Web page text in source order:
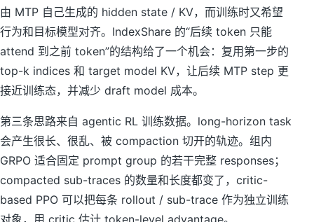
由 MTP 自己生成的 hidden state / KV，而训练时又希望
行为和目标模型对齐。IndexShare 的“后续 token 只能
attend 到之前 token”的结构给了一个机会：复用第一步的
top-k indices 和 target model KV，让后续 MTP step 更
接近训练态，并减少 draft model 成本。
第三条思路来自 agentic RL 训练数据。long-horizon task
会产生很长、很乱、被 compaction 切开的轨迹。组内
GRPO 适合固定 prompt group 的若干完整 responses；
compacted sub-traces 的数量和长度都变了，critic-
based PPO 可以把每条 rollout / sub-trace 作为独立训练
对象，用 critic 估计 token-level advantage。